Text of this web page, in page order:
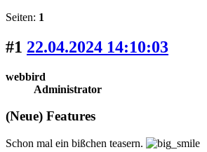
Seiten: 1
#1 22.04.2024 14:10:03
webbird
Administrator
(Neue) Features
Schon mal ein bißchen teasern.